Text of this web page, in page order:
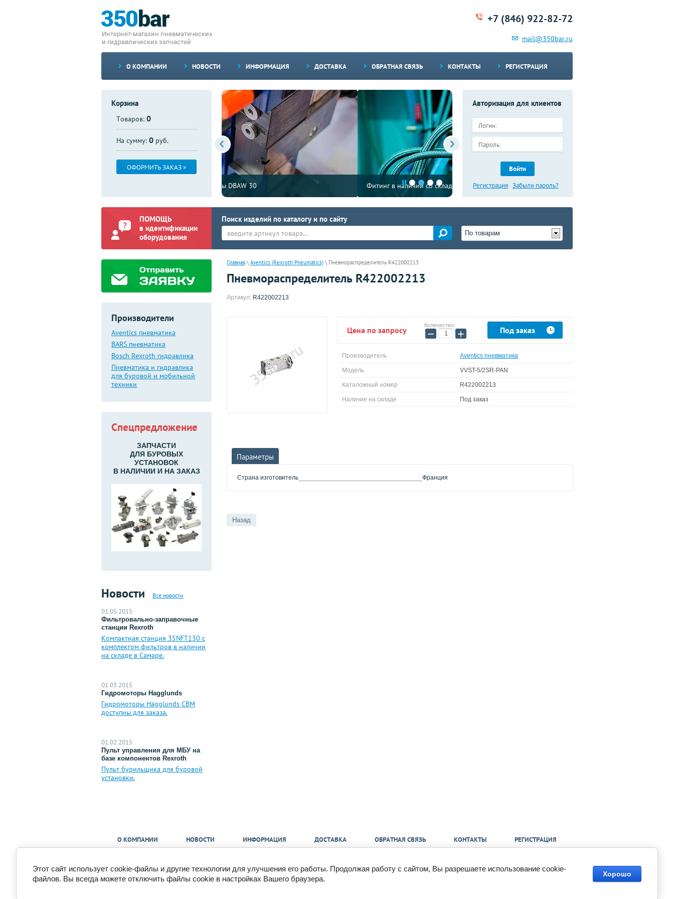
Интернет-магазин пневматических
и гидравлических запчастей
+7 (846) 922-82-72
mail@350bar.ru
О КОМПАНИИ НОВОСТИ ИНФОРМАЦИЯ ДОСТАВКА ОБРАТНАЯ СВЯЗЬ КОНТАКТЫ РЕГИСТРАЦИЯ
Корзина
Товаров: 0
На сумму: 0 руб.
ОФОРМИТЬ ЗАКАЗ »
Фитинг в наличии со склада
Имеются в наличии запасные части для
дорожно-строительной техники
Авторизация для клиентов
Войти
Регистрация Забыли пароль?
ПОМОЩЬ
в идентификации
оборудования
Поиск изделий по каталогу и по сайту
По товарам
Производители
Aventics пневматика
BARS пневматика
Bosch Rexroth гидравлика
Пневматика и гидравлика
для буровой и мобильной
техники
Спецпредложение
ЗАПЧАСТИ
ДЛЯ БУРОВЫХ
УСТАНОВОК
В НАЛИЧИИ И НА ЗАКАЗ
Новости Все новости
01.05.2015
Фильтровально-заправочные
станции Rexroth
Компактная станция 35NFT130 с
комплектом фильтров в наличии
на складе в Самаре.
01.03.2015
Гидромоторы Hagglunds
Гидромоторы Hägglunds CBM
доступны для заказа.
01.02.2015
Пульт управления для МБУ на
базе компонентов Rexroth
Пульт бурильщика для буровой
установки.
Главная\ Aventics (Rexroth Pneumatics)\ Пневмораспределитель R422002213
Пневмораспределитель R422002213
Артикул: R422002213
Цена по запросу
Количество:
− + Под заказ
Производитель Aventics пневматика
Модель VVST-5/2SR-PAN
Каталожный номер R422002213
Наличие на складе Под заказ
Параметры
Страна изготовитель Франция
Назад
О КОМПАНИИ НОВОСТИ ИНФОРМАЦИЯ ДОСТАВКА ОБРАТНАЯ СВЯЗЬ КОНТАКТЫ РЕГИСТРАЦИЯ
mail@350bar.ru
Copyright © 2015 - 2026
Политика конфиденциальности
Этот сайт использует cookie-файлы и другие технологии для улучшения его работы. Продолжая работу с сайтом, Вы разрешаете использование cookie-
файлов. Вы всегда можете отключить файлы cookie в настройках Вашего браузера.
Хорошо